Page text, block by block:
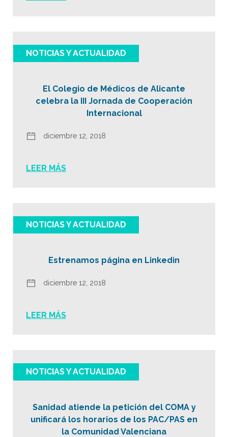
NOTICIAS Y ACTUALIDAD
El Colegio de Médicos de Alicante
celebra la III Jornada de Cooperación
Internacional
diciembre 12, 2018
LEER MÁS
NOTICIAS Y ACTUALIDAD
Estrenamos página en Linkedin
diciembre 12, 2018
LEER MÁS
NOTICIAS Y ACTUALIDAD
Sanidad atiende la petición del COMA y
unificará los horarios de los PAC/PAS en
la Comunidad Valenciana